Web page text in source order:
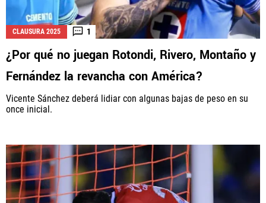
CLAUSURA 2025 1
¿Por qué no juegan Rotondi, Rivero, Montaño y
Fernández la revancha con América?
Vicente Sánchez deberá lidiar con algunas bajas de peso en su
once inicial.